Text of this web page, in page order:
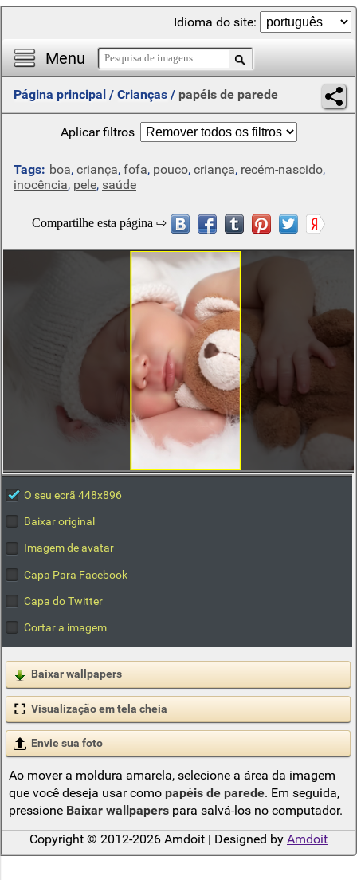
Menu
Idioma do site:
Página principal / Crianças / papéis de parede
Aplicar filtros
Tags: boa, criança, fofa, pouco, criança, recém-nascido,
inocência, pele, saúde
O seu ecrã 448x896
Baixar original
Imagem de avatar
Capa Para Facebook
Capa do Twitter
Cortar a imagem
Baixar wallpapers
Visualização em tela cheia
Envie sua foto
Ao mover a moldura amarela, selecione a área da imagem
que você deseja usar como papéis de parede. Em seguida,
pressione Baixar wallpaperspara salvá-los no computador.
Copyright © 2012-2026 Amdoit | Designed by Amdoit